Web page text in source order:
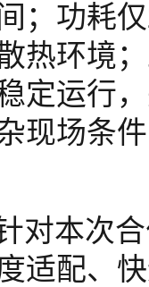
；功耗
热环境
定运行
现场条
对本次
适配、